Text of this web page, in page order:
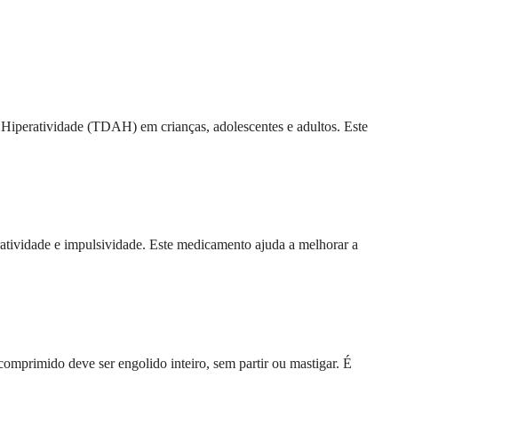
(TDAH) em crianças, adolescentes e adultos. Este
e impulsividade. Este medicamento ajuda a melhorar a
deve ser engolido inteiro, sem partir ou mastigar. É